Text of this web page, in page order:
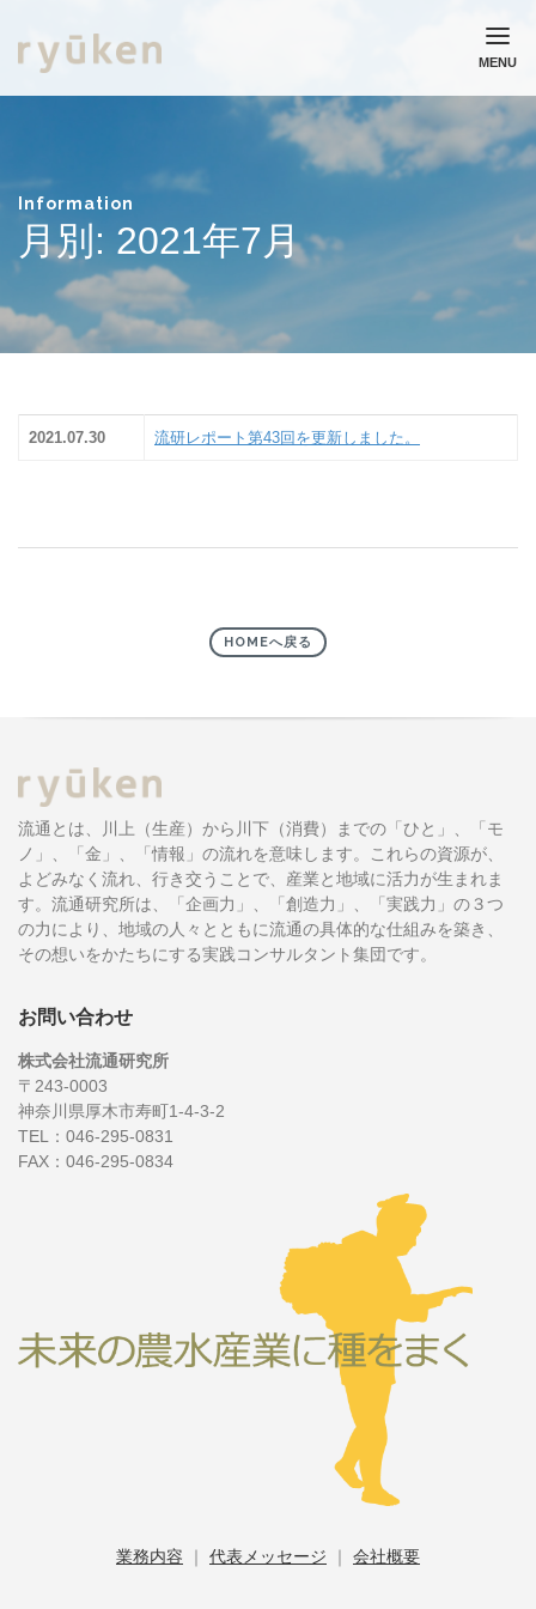
業務実績
コラム
ニュース
採用情報
お問い合わせ
MENU
Information
月別: 2021年7月
2021.07.30 流研レポート第43回を更新しました。
HOMEへ戻る
流通とは、川上（生産）から川下（消費）までの「ひと」、「モ
ノ」、「金」、「情報」の流れを意味します。これらの資源が、
よどみなく流れ、行き交うことで、産業と地域に活力が生まれま
す。流通研究所は、「企画力」、「創造力」、「実践力」の３つ
の力により、地域の人々とともに流通の具体的な仕組みを築き、
その想いをかたちにする実践コンサルタント集団です。
お問い合わせ
株式会社流通研究所
〒243-0003
神奈川県厚木市寿町1-4-3-2
TEL：046-295-0831
FAX：046-295-0834
業務内容 ｜ 代表メッセージ ｜ 会社概要